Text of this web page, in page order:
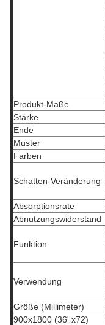
Produkt-Maße
Stärke
Ende
Muster
Farben
Schatten-Veränderung
Absorptionsrate
Abnutzungswiderstand
Funktion
Verwendung
Größe (Millimeter)
900x1800 (36' x72)